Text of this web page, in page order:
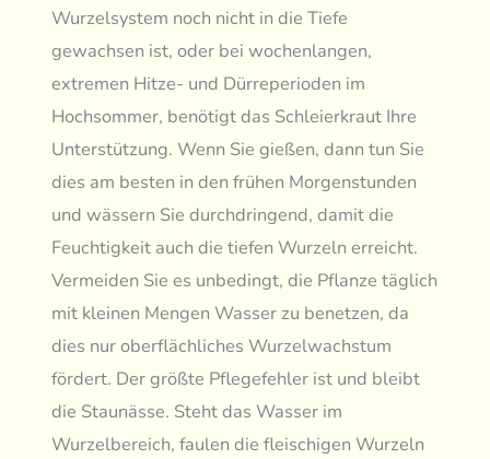
Wurzelsystem noch nicht in die Tiefe
gewachsen ist, oder bei wochenlangen,
extremen Hitze- und Dürreperioden im
Hochsommer, benötigt das Schleierkraut Ihre
Unterstützung. Wenn Sie gießen, dann tun Sie
dies am besten in den frühen Morgenstunden
und wässern Sie durchdringend, damit die
Feuchtigkeit auch die tiefen Wurzeln erreicht.
Vermeiden Sie es unbedingt, die Pflanze täglich
mit kleinen Mengen Wasser zu benetzen, da
dies nur oberflächliches Wurzelwachstum
fördert. Der größte Pflegefehler ist und bleibt
die Staunässe. Steht das Wasser im
Wurzelbereich, faulen die fleischigen Wurzeln